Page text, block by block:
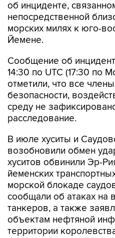
об инциденте,
непосредственной
морских милях к юго-
Йемене.
Сообщение об
14:30 по UTC (17:30 по
отметили, что все
безопасности,
среду не
расследование.
В июле хуситы и
возобновили обмен
хуситов обвинили Эр-
йеменских
морской блокаде
сообщали об атаках на
танкеров, а также
объектам нефтяной
территории